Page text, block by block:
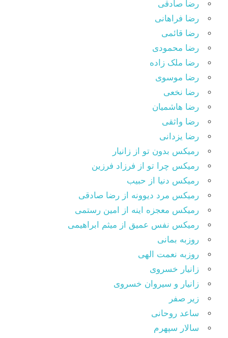
رضا صادقی
رضا فراهانی
رضا قائمی
رضا محمودی
رضا ملک زاده
رضا موسوی
رضا نخعی
رضا هاشمیان
رضا واثقی
رضا یزدانی
رمیکس بدون تو از زانیار
رمیکس چرا تو از فرزاد فرزین
رمیکس دنیا از حبیب
رمیکس مرد دیوونه از رضا صادقی
رمیکس معجزه اینه از امین رستمی
رمیکس نفس عمیق از میثم ابراهیمی
روزبه بمانی
روزبه نعمت الهی
زانیار خسروی
زانیار و سیروان خسروی
زیر صفر
ساعد روحانی
سالار سپهرم